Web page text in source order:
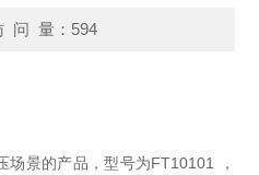
问 量：594
景的产品，型号为FT10101 ，